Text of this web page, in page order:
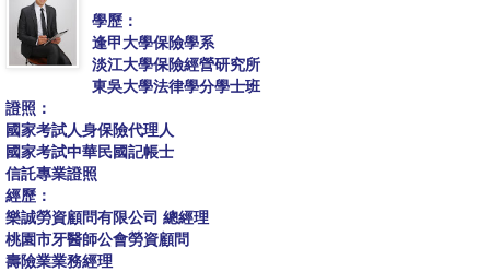
學歷：
逢甲大學保險學系
淡江大學保險經營研究所
東吳大學法律學分學士班
證照：
國家考試人身保險代理人
國家考試中華民國記帳士
信託專業證照
經歷：
樂誠勞資顧問有限公司 總經理
桃園市牙醫師公會勞資顧問
壽險業業務經理